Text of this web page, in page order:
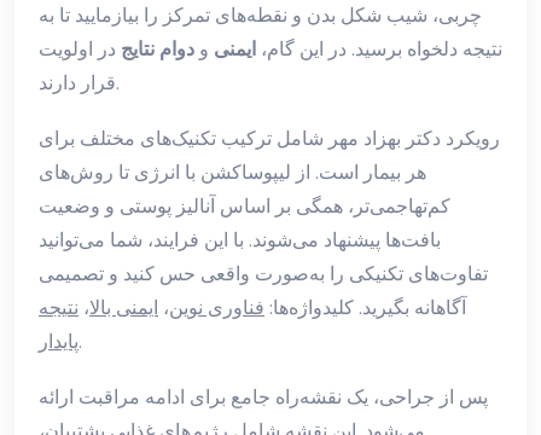
چربی، شیب شکل بدن و نقطه‌های تمرکز را بیازمایید تا به
نتیجه دلخواه برسید. در این گام، ایمنی و دوام نتایج در اولویت
قرار دارند.
رویکرد دکتر بهزاد مهر شامل ترکیب تکنیک‌های مختلف برای
هر بیمار است. از لیپوساکشن با انرژی تا روش‌های
کم‌تهاجمی‌تر، همگی بر اساس آنالیز پوستی و وضعیت
بافت‌ها پیشنهاد می‌شوند. با این فرایند، شما می‌توانید
تفاوت‌های تکنیکی را به‌صورت واقعی حس کنید و تصمیمی
آگاهانه بگیرید. کلیدواژه‌ها: فناوری نوین، ایمنی بالا، نتیجه
پایدار.
پس از جراحی، یک نقشه‌راه جامع برای ادامه مراقبت ارائه